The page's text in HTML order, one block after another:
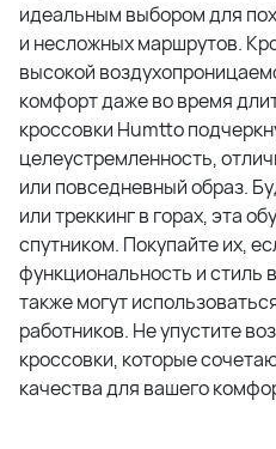
идеальным выбором для
и несложных маршрутов.
высокой
комфорт даже во время
кроссовки Humtto
целеустремленность,
или повседневный образ.
или треккинг в горах, эта
спутником. Покупайте их,
функциональность и стиль
также могут
работников. Не упустите
кроссовки, которые
качества для вашего